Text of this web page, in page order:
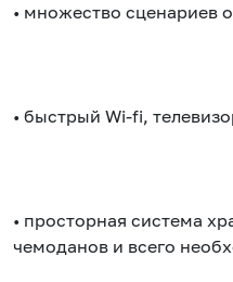
• множество сценариев
• быстрый Wi-fi,
• просторная система
чемоданов и всего